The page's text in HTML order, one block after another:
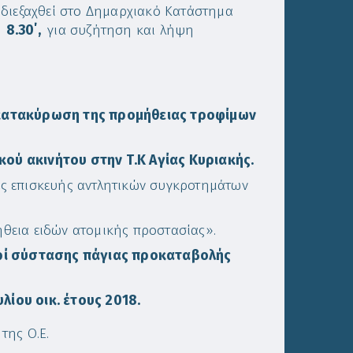
στο Δημαρχιακό Κατάστημα
8.30΄,για συζήτηση και λήψη
της προμήθειας τροφίμων
ακινήτου στην Τ.Κ Αγίας Κυριακής.
επισκευής αντλητικών συγκροτημάτων
ειδών ατομικής προστασίας».
σύστασης πάγιας προκαταβολής
οικ. έτους 2018.
Ο.Ε.